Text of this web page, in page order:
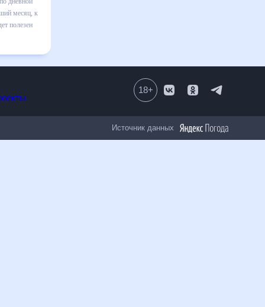
в
числе
18+
Источник данных